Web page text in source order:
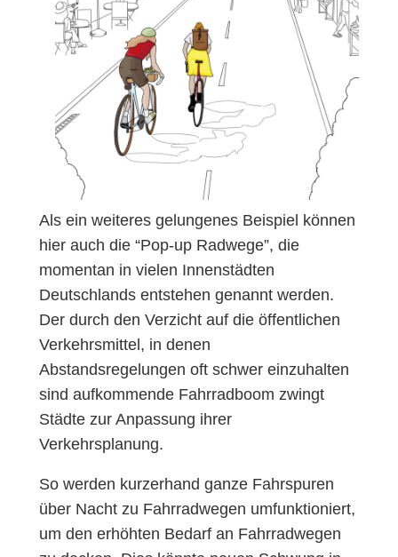
Als ein weiteres gelungenes Beispiel können
hier auch die “Pop-up Radwege”, die
momentan in vielen Innenstädten
Deutschlands entstehen genannt werden.
Der durch den Verzicht auf die öffentlichen
Verkehrsmittel, in denen
Abstandsregelungen oft schwer einzuhalten
sind aufkommende Fahrradboom zwingt
Städte zur Anpassung ihrer
Verkehrsplanung.
So werden kurzerhand ganze Fahrspuren
über Nacht zu Fahrradwegen umfunktioniert,
um den erhöhten Bedarf an Fahrradwegen